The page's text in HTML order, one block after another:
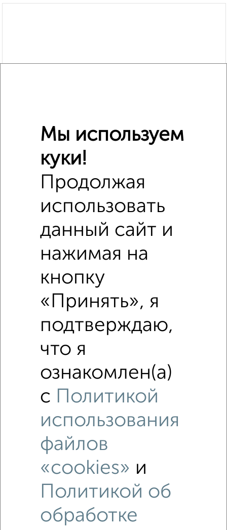
Сравнение средних цен
Средняя цена район
Средняя цена по городу
Похожие предложения рядом
3‑комнатные квартиры недалеко от Панфиловский
проспект к160
Мы используем
куки!
Продолжая
использовать
данный сайт и
нажимая на
кнопку
«Принять», я
подтверждаю,
что я
ознакомлен(а)
с
Политикой
использования
файлов
«cookies» и
Политикой об
обработке